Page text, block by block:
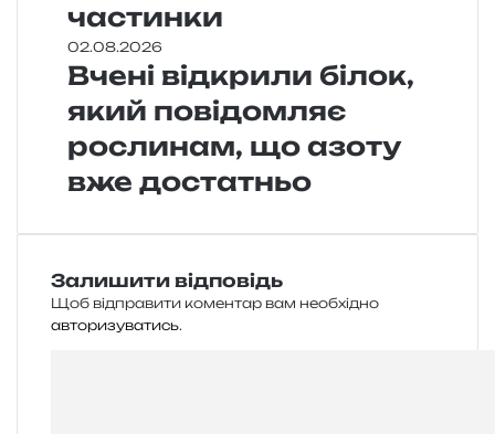
частинки
02.08.2026
Вчені відкрили білок,
який повідомляє
рослинам, що азоту
вже достатньо
Залишити відповідь
Щоб відправити коментар вам необхідно
авторизуватись.